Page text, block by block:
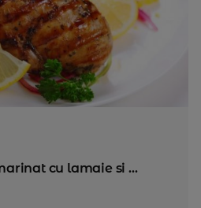
cu lamaie si ...